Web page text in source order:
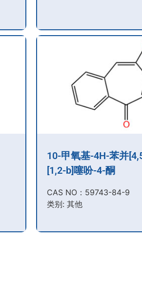
10-甲氧基-4H-苯并
[1,2-b]噻吩-4-酮
CAS NO：59743-84-9​
类别: 其他